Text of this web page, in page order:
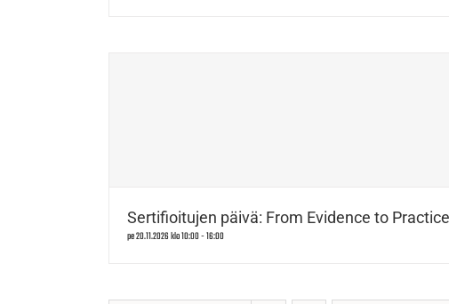
Sertifioitujen päivä: From Evidence to
pe 20.11.2026 klo 10:00-16:00